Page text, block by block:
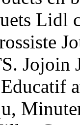
Lidl
Jojoin